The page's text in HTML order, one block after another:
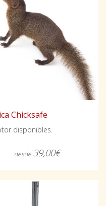
Chicksafe
disponibles.
desde 39,00€